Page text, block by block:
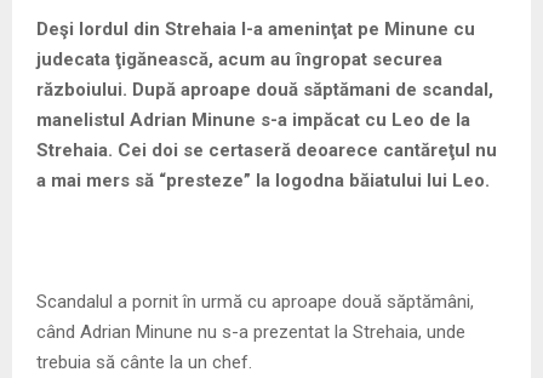
E
N
U
Deşi lordul din Strehaia l-a ameninţat pe Minune cu
judecata ţigănească, acum au îngropat securea
războiului. După aproape două săptămani de scandal,
manelistul Adrian Minune s-a impăcat cu Leo de la
Strehaia. Cei doi se certaseră deoarece cantăreţul nu
a mai mers să “presteze” la logodna băiatului lui Leo.
Scandalul a pornit în urmă cu aproape două săptămâni,
când Adrian Minune nu s-a prezentat la Strehaia, unde
trebuia să cânte la un chef.